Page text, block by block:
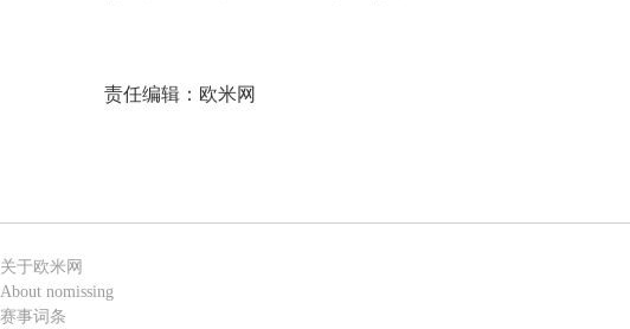
责任编辑：欧米网
关于欧米网
About nomissing
赛事词条